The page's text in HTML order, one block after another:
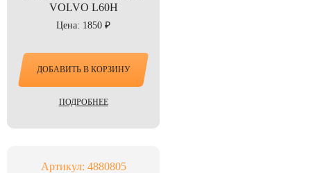
VOLVO L60H
Цена: 1850 ₽
ДОБАВИТЬ В КОРЗИНУ
ПОДРОБНЕЕ
Артикул: 4880805